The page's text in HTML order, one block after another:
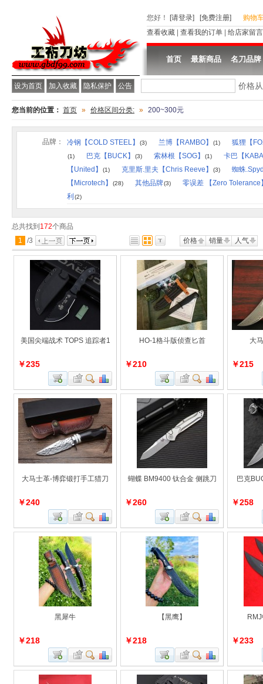
设为首页 加入收藏 隐私保护 公告
您好 ！ [请登录] [免费注册]
购物
查看收藏
查看我的订单 给店家留言
首页 最新商品 名刀品牌
价格
您当前的位置： 首页 » 价格区间分类: » 200~300元
品牌： 冷钢【COLD STEEL】 (3) 兰博【RAMBO】 (1) 狐狸【
(1) 巴克【BUCK】 (3) 索林根【SOG】 (1)
卡巴【
【United】
(1) 克里斯.里夫【Chris Reeve】 (3)
蜘蛛
【Microtech】
(28) 其他品牌(3)
零误差 【Zero Tolerance
利 (2)
总共找到 172个商品
1
/3 价格 销量 人气
美国尖端战术 TOPS 追踪者1
￥235
HO-1格斗版侦查匕首
￥210
大
￥215
大马士革-博弈锻打手工猎刀
￥240
蝴蝶 BM9400 钛合金 侧跳刀
￥260
巴克
￥258
黑犀牛
￥218
【黑鹰】
￥218 ￥233